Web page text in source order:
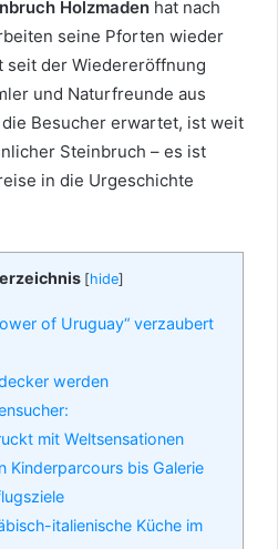
Holzmaden hat nach
seine Pforten wieder
der Wiedereröffnung
und Naturfreunde aus
Besucher erwartet, ist weit
Steinbruch – es ist
in die Urgeschichte
[hide]
of Uruguay“ verzaubert
werden
mit Weltsensationen
Kinderparcours bis Galerie
italienische Küche im